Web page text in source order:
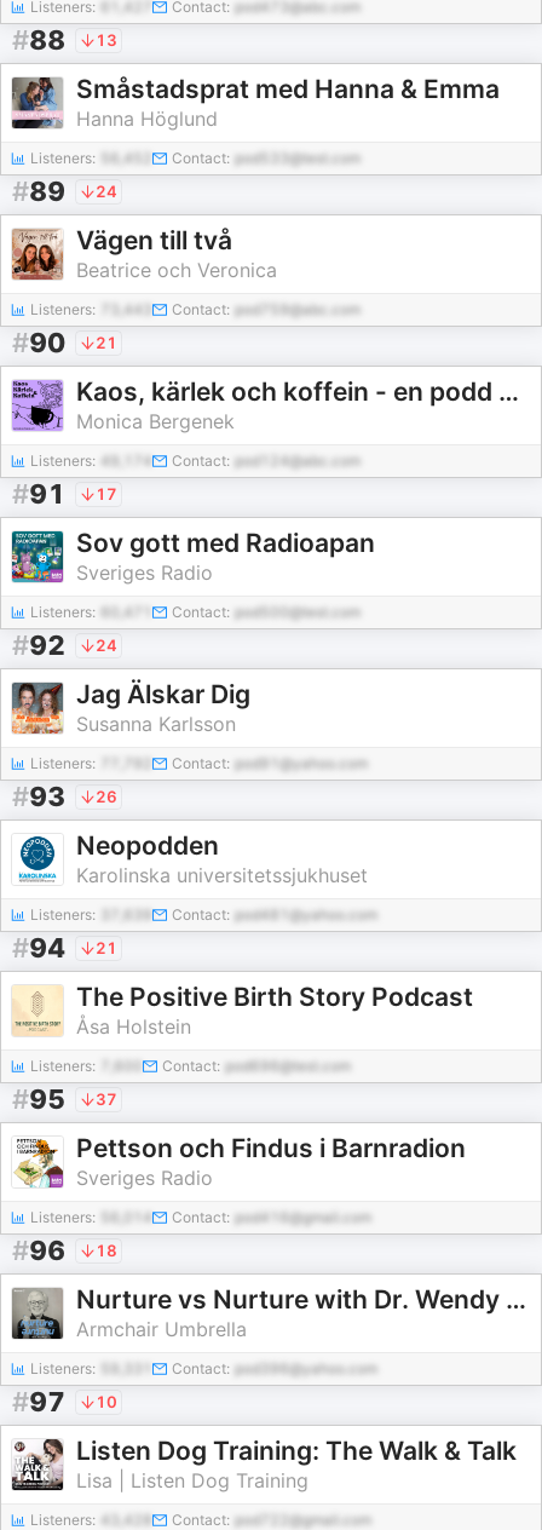
Listeners: 61,427 Contact: pod473@abc.com
#88 13
Småstadsprat med Hanna & Emma
Hanna Höglund
Listeners: 56,452 Contact: pod533@test.com
#89 24
Vägen till två
Beatrice och Veronica
Listeners: 73,443 Contact: pod759@abc.com
#90 21
Kaos, kärlek och koffein - en podd om funkislivet
Monica Bergenek
Listeners: 49,174 Contact: pod124@abc.com
#91 17
Sov gott med Radioapan
Sveriges Radio
Listeners: 60,471 Contact: pod500@test.com
#92 24
Jag Älskar Dig
Susanna Karlsson
Listeners: Contact: pod91@yahoo.com
#93 26
Neopodden
Karolinska universitetssjukhuset
Listeners: Contact: pod481@yahoo.com
#94 21
The Positive Birth Story Podcast
Åsa Holstein
Listeners: Contact: pod696@test.com
#95 37
Pettson och Findus i Barnradion
Sveriges Radio
Listeners: Contact: pod416@gmail.com
#96 18
Nurture vs Nurture with Dr. Wendy Mogel
Armchair Umbrella
Listeners: Contact: pod396@yahoo.com
#97 10
Listen Dog Training: The Walk & Talk
Lisa | Listen Dog Training
Listeners: 43,428 Contact: pod722@gmail.com